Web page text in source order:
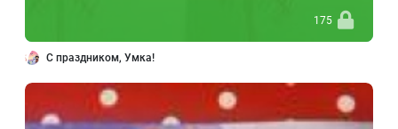
175
С праздником, Умка!